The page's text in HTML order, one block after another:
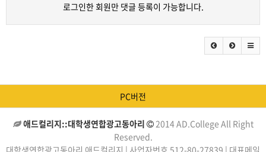
로그인한 회원만 댓글 등록이 가능합니다.
PC버전
애드컬리지::대학생연합광고동아리
2014 AD.College All Right
Reserved.
대학생연합광고동아리 애드컬리지 | 사업자번호 512-80-27839 | 대표메일